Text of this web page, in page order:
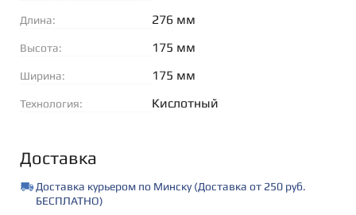
Длина: 276 мм
Высота: 175 мм
Ширина: 175 мм
Технология: Кислотный
Доставка
Доставка курьером по Минску (Доставка от 250 руб.
БЕСПЛАТНО)